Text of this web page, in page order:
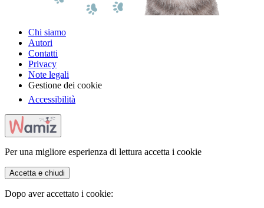
Chi siamo
Autori
Contatti
Privacy
Note legali
Gestione dei cookie
Accessibilità
Per una migliore esperienza di lettura accetta i cookie
Accetta e chiudi
Dopo aver accettato i cookie: